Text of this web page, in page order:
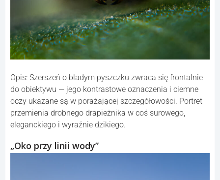
Opis: Szerszeń o bladym pyszczku zwraca się frontalnie
do obiektywu — jego kontrastowe oznaczenia i ciemne
oczy ukazane są w porażającej szczegółowości. Portret
przemienia drobnego drapieżnika w coś surowego,
eleganckiego i wyraźnie dzikiego.
„Oko przy linii wody”